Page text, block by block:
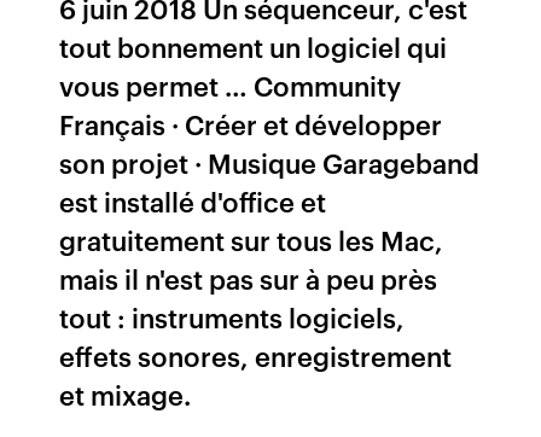
6 juin 2018 Un séquenceur, c'est
tout bonnement un logiciel qui
vous permet … Community
Français · Créer et développer
son projet · Musique Garageband
est installé d'office et
gratuitement sur tous les Mac,
mais il n'est pas sur à peu près
tout : instruments logiciels,
effets sonores, enregistrement
et mixage.